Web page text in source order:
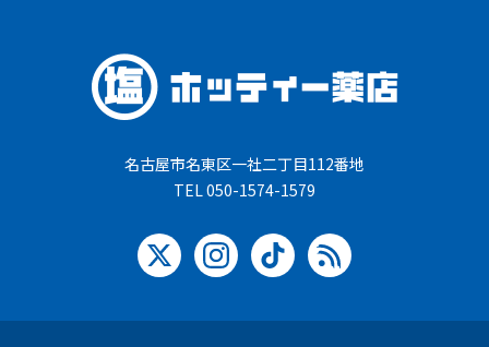
名古屋市名東区一社二丁目112番地
TEL 050-1574-1579